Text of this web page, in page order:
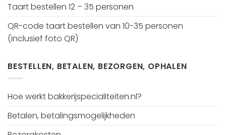
Taart bestellen 12 – 35 personen
QR-code taart bestellen van 10-35 personen
(inclusief foto QR)
BESTELLEN, BETALEN, BEZORGEN, OPHALEN
Hoe werkt bakkerijspecialiteiten.nl?
Betalen, betalingsmogelijkheden